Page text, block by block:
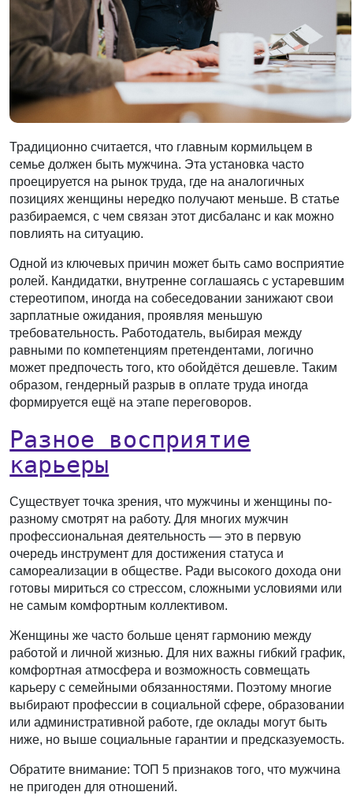
Традиционно считается, что главным кормильцем в
семье должен быть мужчина. Эта установка часто
проецируется на рынок труда, где на аналогичных
позициях женщины нередко получают меньше. В статье
разбираемся, с чем связан этот дисбаланс и как можно
повлиять на ситуацию.
Одной из ключевых причин может быть само восприятие
ролей. Кандидатки, внутренне соглашаясь с устаревшим
стереотипом, иногда на собеседовании занижают свои
зарплатные ожидания, проявляя меньшую
требовательность. Работодатель, выбирая между
равными по компетенциям претендентами, логично
может предпочесть того, кто обойдётся дешевле. Таким
образом, гендерный разрыв в оплате труда иногда
формируется ещё на этапе переговоров.
Разное восприятие
карьеры
Существует точка зрения, что мужчины и женщины по-
разному смотрят на работу. Для многих мужчин
профессиональная деятельность — это в первую
очередь инструмент для достижения статуса и
самореализации в обществе. Ради высокого дохода они
готовы мириться со стрессом, сложными условиями или
не самым комфортным коллективом.
Женщины же часто больше ценят гармонию между
работой и личной жизнью. Для них важны гибкий график,
комфортная атмосфера и возможность совмещать
карьеру с семейными обязанностями. Поэтому многие
выбирают профессии в социальной сфере, образовании
или административной работе, где оклады могут быть
ниже, но выше социальные гарантии и предсказуемость.
Обратите внимание: ТОП 5 признаков того, что мужчина
не пригоден для отношений.